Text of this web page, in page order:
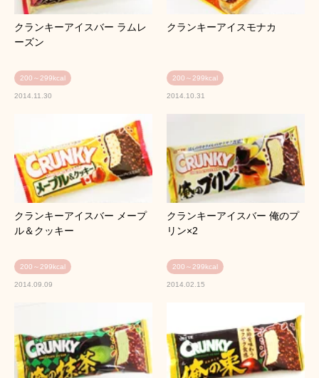
クランキーアイスバー ラムレ
ーズン
200～299kcal
2014.11.30
クランキーアイスモナカ
200～299kcal
2014.10.31
クランキーアイスバー メープ
ル＆クッキー
200～299kcal
2014.09.09
クランキーアイスバー 俺のプ
リン×2
200～299kcal
2014.02.15